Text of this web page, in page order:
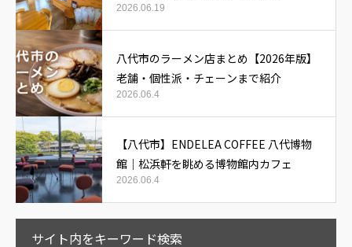
2026.06.19
八代市のラーメン店まとめ【2026年版】
老舗・個性派・チェーンまで紹介
2026.06.4
【八代市】ENDELEA COFFEE 八代博物
館｜松浜軒を眺める博物館内カフェ
2026.06.4
サイト内をキーワード検索